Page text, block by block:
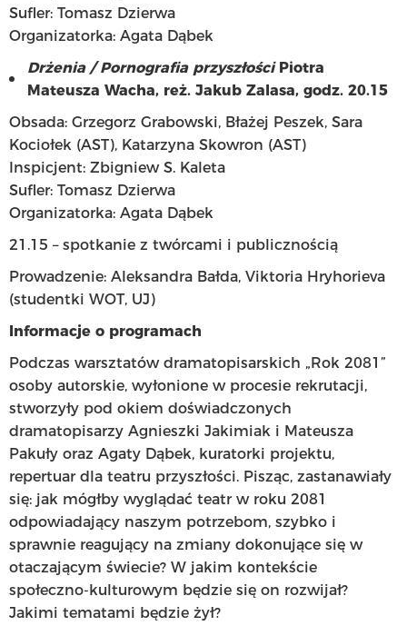
Sufler: Tomasz Dzierwa
Organizatorka: Agata Dąbek
Drżenia / Pornografia przyszłościPiotra
Mateusza Wacha, reż. Jakub Zalasa, godz. 20.15
Obsada: Grzegorz Grabowski, Błażej Peszek, Sara
Kociołek (AST), Katarzyna Skowron (AST)
Inspicjent: Zbigniew S. Kaleta
Sufler: Tomasz Dzierwa
Organizatorka: Agata Dąbek
21.15 – spotkanie z twórcami i publicznością
Prowadzenie: Aleksandra Bałda, Viktoria Hryhorieva
(studentki WOT, UJ)
Informacje o programach
Podczas warsztatów dramatopisarskich „Rok 2081”
osoby autorskie, wyłonione w procesie rekrutacji,
stworzyły pod okiem doświadczonych
dramatopisarzy Agnieszki Jakimiak i Mateusza
Pakuły oraz Agaty Dąbek, kuratorki projektu,
repertuar dla teatru przyszłości. Pisząc, zastanawiały
się: jak mógłby wyglądać teatr w roku 2081
odpowiadający naszym potrzebom, szybko i
sprawnie reagujący na zmiany dokonujące się w
otaczającym świecie? W jakim kontekście
społeczno-kulturowym będzie się on rozwijał?
Jakimi tematami będzie żył?